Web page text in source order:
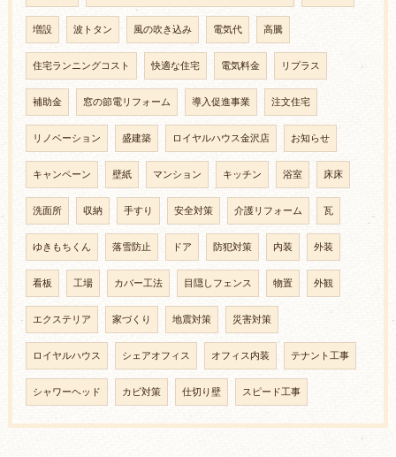
増設 波トタン 風の吹き込み 電気代 高騰
住宅ランニングコスト 快適な住宅 電気料金 リプラス
補助金 窓の節電リフォーム 導入促進事業 注文住宅
リノベーション 盛建築 ロイヤルハウス金沢店 お知らせ
キャンペーン 壁紙 マンション キッチン 浴室 床床
洗面所 収納 手すり 安全対策 介護リフォーム 瓦
ゆきもちくん 落雪防止 ドア 防犯対策 内装 外装
看板 工場 カバー工法 目隠しフェンス 物置 外観
エクステリア 家づくり 地震対策 災害対策
ロイヤルハウス シェアオフィス オフィス内装 テナント工事
シャワーヘッド カビ対策 仕切り壁 スピード工事